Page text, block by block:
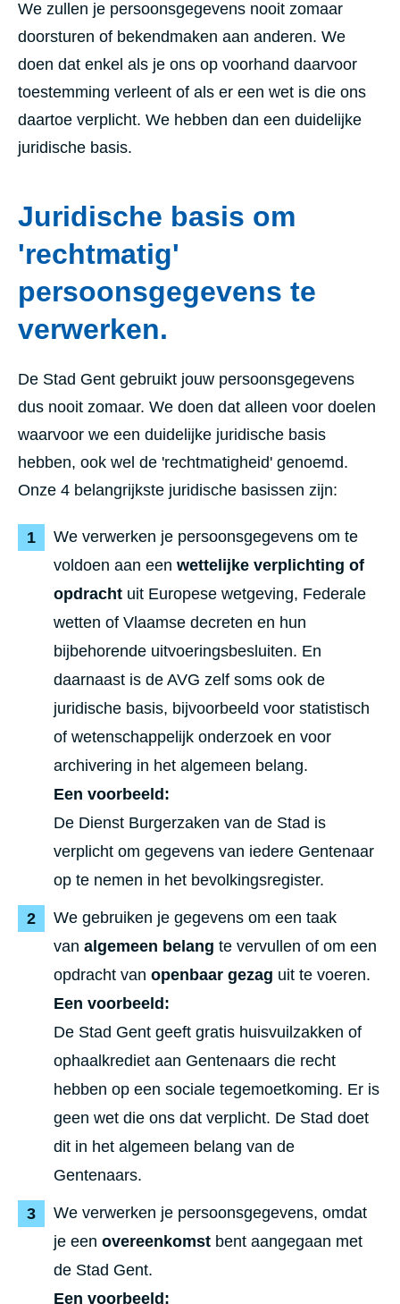
We zullen je persoonsgegevens nooit zomaar
doorsturen of bekendmaken aan anderen. We
doen dat enkel als je ons op voorhand daarvoor
toestemming verleent of als er een wet is die ons
daartoe verplicht. We hebben dan een duidelijke
juridische basis.
Juridische basis om
'rechtmatig'
persoonsgegevens te
verwerken.
De Stad Gent gebruikt jouw persoonsgegevens
dus nooit zomaar. We doen dat alleen voor doelen
waarvoor we een duidelijke juridische basis
hebben, ook wel de 'rechtmatigheid' genoemd.
Onze 4 belangrijkste juridische basissen zijn:
We verwerken je persoonsgegevens om te
voldoen aan een wettelijke verplichting of
opdracht uit Europese wetgeving, Federale
wetten of Vlaamse decreten en hun
bijbehorende uitvoeringsbesluiten. En
daarnaast is de AVG zelf soms ook de
juridische basis, bijvoorbeeld voor statistisch
of wetenschappelijk onderzoek en voor
archivering in het algemeen belang.
Een voorbeeld:
De Dienst Burgerzaken van de Stad is
verplicht om gegevens van iedere Gentenaar
op te nemen in het bevolkingsregister.
We gebruiken je gegevens om een taak
van algemeen belang te vervullen of om een
opdracht van openbaar gezag uit te voeren.
Een voorbeeld:
De Stad Gent geeft gratis huisvuilzakken of
ophaalkrediet aan Gentenaars die recht
hebben op een sociale tegemoetkoming. Er is
geen wet die ons dat verplicht. De Stad doet
dit in het algemeen belang van de
Gentenaars.
We verwerken je persoonsgegevens, omdat
je een overeenkomst bent aangegaan met
de Stad Gent.
Een voorbeeld: